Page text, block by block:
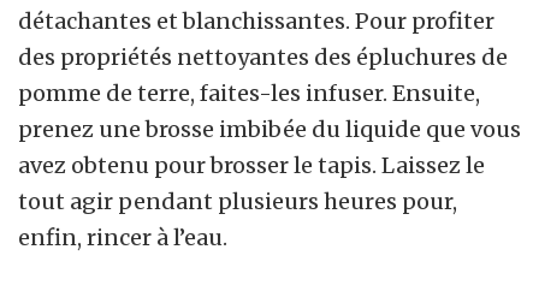
détachantes et blanchissantes. Pour profiter
des propriétés nettoyantes des épluchures de
pomme de terre, faites-les infuser. Ensuite,
prenez une brosse imbibée du liquide que vous
avez obtenu pour brosser le tapis. Laissez le
tout agir pendant plusieurs heures pour,
enfin, rincer à l’eau.